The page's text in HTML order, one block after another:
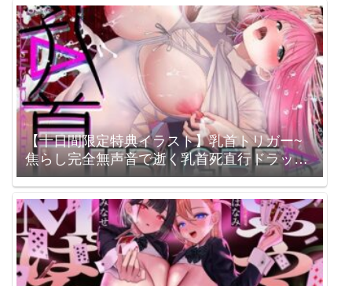
【十日間限定特典イラスト】乳首トリガー~
焦らし完全無声音で逝く乳首死直行ドラッグ
~ / シロイルカ / 秋野かえで